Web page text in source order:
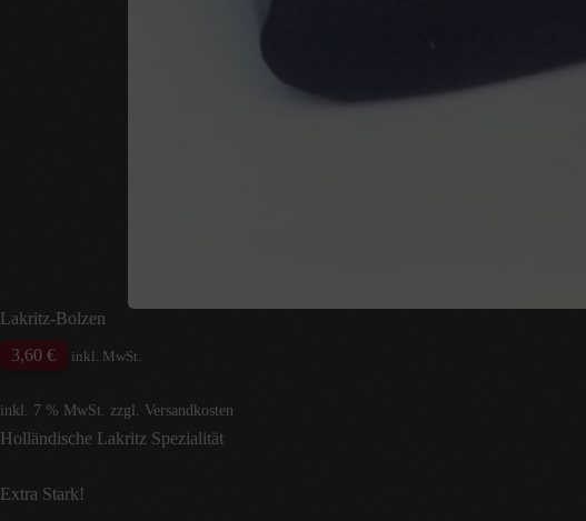
Lakritz-Bolzen
3,60 € inkl. MwSt.
inkl. 7 % MwSt. zzgl. Versandkosten
Holländische Lakritz Spezialität
Extra Stark!